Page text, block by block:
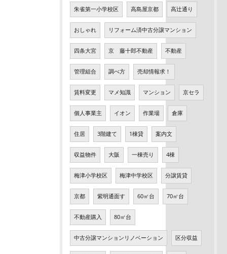
朱雀第一小学校区 高島屋京都 高辻通り
おしゃれ リフォーム済中古分譲マンション
四条大宮 京 藤十郎不動産 不動産
管理組合 調べ方 売却情報求！
賃料変更 マメ知識 マンション 京セラ
個人事業主 イオン 作業場 倉庫
住居 3階建て 1棟貸 案内文
収益物件 大阪 一棟売り 4棟
梅津小学校区 梅津中学校区 分譲賃貸
京都 紫明通面す 60㎡台 70㎡台
不動産購入 80㎡台
中古分譲マンションリノベーション 区分収益